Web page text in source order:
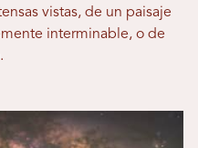
vistas, de un paisaje
interminable, o de